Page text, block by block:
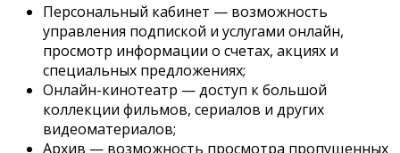
Персональный кабинет — возможность
управления подпиской и услугами онлайн,
просмотр информации о счетах, акциях и
специальных предложениях;
Онлайн-кинотеатр — доступ к большой
коллекции фильмов, сериалов и других
видеоматериалов;
Архив — возможность просмотра пропущенных